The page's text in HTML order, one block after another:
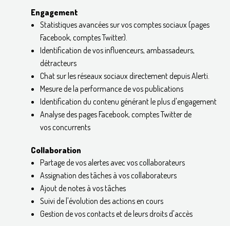
Engagement
Statistiques avancées sur vos comptes sociaux (pages
Facebook, comptes Twitter).
Identification de vos influenceurs, ambassadeurs,
détracteurs
Chat sur les réseaux sociaux directement depuis Alerti.
Mesure de la performance de vos publications
Identification du contenu générant le plus d'engagement
Analyse des pages Facebook, comptes Twitter de
vos concurrents
Collaboration
Partage de vos alertes avec vos collaborateurs
Assignation des tâches à vos collaborateurs
Ajout de notes à vos tâches
Suivi de l'évolution des actions en cours
Gestion de vos contacts et de leurs droits d'accès